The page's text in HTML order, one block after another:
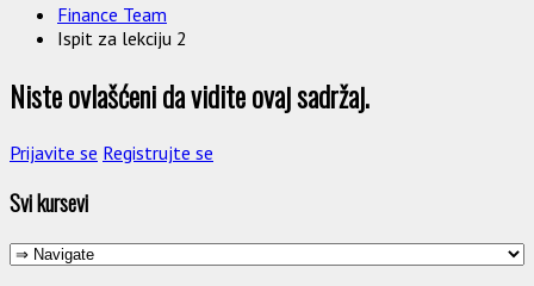
Finance Team
Ispit za lekciju 2
Niste ovlašćeni da vidite ovaj sadržaj.
Prijavite se Registrujte se
Svi kursevi